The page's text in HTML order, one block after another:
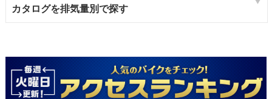
カタログを排気量別で探す